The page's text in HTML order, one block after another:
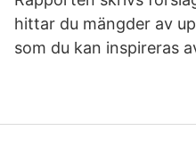
hittar du mängder av
som du kan inspireras